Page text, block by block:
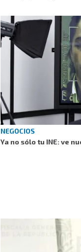
NEGOCIOS
Ya no sólo tu INE: ve